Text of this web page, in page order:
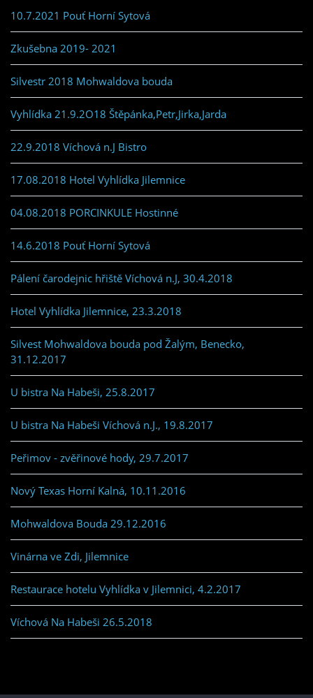
10.7.2021 Pouť Horní Sytová
Zkušebna 2019- 2021
Silvestr 2018 Mohwaldova bouda
Vyhlídka 21.9.2O18 Štěpánka,Petr,Jirka,Jarda
22.9.2018 Víchová n.J Bistro
17.08.2018 Hotel Vyhlídka Jilemnice
04.08.2018 PORCINKULE Hostinné
14.6.2018 Pouť Horní Sytová
Pálení čarodejnic hřiště Víchová n.J, 30.4.2018
Hotel Vyhlídka Jilemnice, 23.3.2018
Silvest Mohwaldova bouda pod Žalým, Benecko,
31.12.2017
U bistra Na Habeši, 25.8.2017
U bistra Na Habeši Víchová n.J., 19.8.2017
Peřimov - zvěřinové hody, 29.7.2017
Nový Texas Horní Kalná, 10.11.2016
Mohwaldova Bouda 29.12.2016
Vinárna ve Zdi, Jilemnice
Restaurace hotelu Vyhlídka v Jilemnici, 4.2.2017
Víchová Na Habeši 26.5.2018